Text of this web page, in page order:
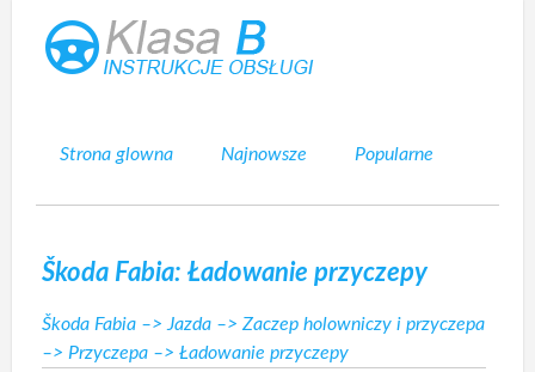
Strona glowna Najnowsze Popularne
Škoda Fabia: Ładowanie przyczepy
Škoda Fabia –>Jazda –>Zaczep holowniczy i przyczepa
–> Przyczepa –> Ładowanie przyczepy